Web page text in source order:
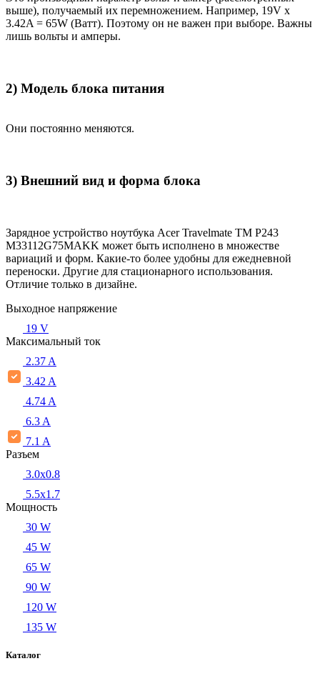
выше), получаемый их перемножением. Например, 19V x
3.42A = 65W (Ватт). Поэтому он не важен при выборе. Важны
лишь вольты и амперы.
2) Модель блока питания
Они постоянно меняются.
3) Внешний вид и форма блока
Зарядное устройство ноутбука Acer Travelmate TM P243
M33112G75MAKK может быть исполнено в множестве
вариаций и форм. Какие-то более удобны для ежедневной
переноски. Другие для стационарного использования.
Отличие только в дизайне.
Выходное напряжение
19 V
Максимальный ток
2.37 A
3.42 A
4.74 A
6.3 A
7.1 A
Разъем
3.0x0.8
5.5х1.7
Мощность
30 W
45 W
65 W
90 W
120 W
135 W
Каталог